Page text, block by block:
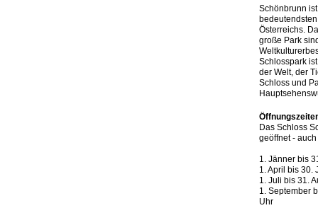
Schönbrunn
Österreichs.
große Park
Schlosspark
der Welt, der
Schloss und
Das Schloss
geöffnet -
1. Jänner bis
1. April bis 30.
1. Juli bis 31.
1. September
Uhr